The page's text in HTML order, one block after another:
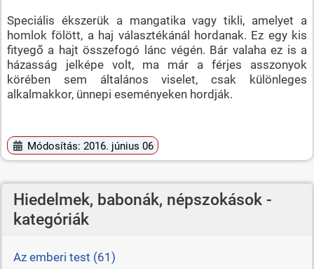
Speciális ékszerük a mangatika vagy tikli, amelyet a
homlok fölött, a haj választékánál hordanak. Ez egy kis
fityegő a hajt összefogó lánc végén. Bár valaha ez is a
házasság jelképe volt, ma már a férjes asszonyok
körében sem általános viselet, csak különleges
alkalmakkor, ünnepi eseményeken hordják.
Módosítás: 2016. június 06
Hiedelmek, babonák, népszokások -
kategóriák
Az emberi test (61)